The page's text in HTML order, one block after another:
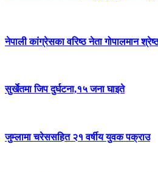
नेपाली कांग्रेसका वरिष्ठ नेता गोपालमान
सुर्खेतमा जिप दुर्घटना,१५ जना घाइते
जुम्लामा चरेससहित २१ वर्षीय युवक पक्राउ